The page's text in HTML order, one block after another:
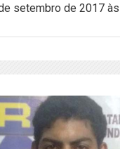
setembro de 2017